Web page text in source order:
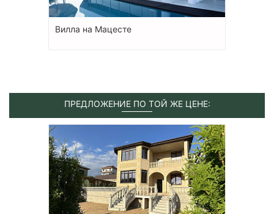
Вилла на Мацесте
ПРЕДЛОЖЕНИЕ ПО ТОЙ ЖЕ ЦЕНЕ: